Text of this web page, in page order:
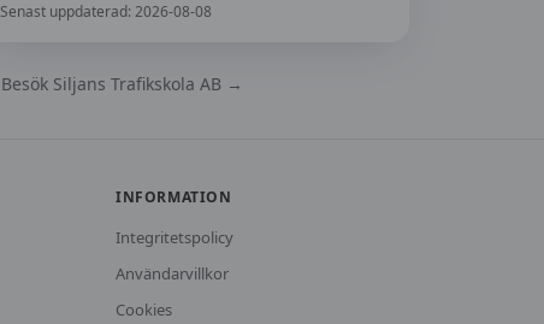
Senast uppdaterad: 2026-08-08
Besök Siljans Trafikskola AB →
INFORMATION
Integritetspolicy
Användarvillkor
Cookies